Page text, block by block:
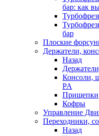
бар: как
бар
Плоские
Держатели,
Назад
Консоли,
PA
Прищепки
Кофры
Управление
Переходники,
Назад